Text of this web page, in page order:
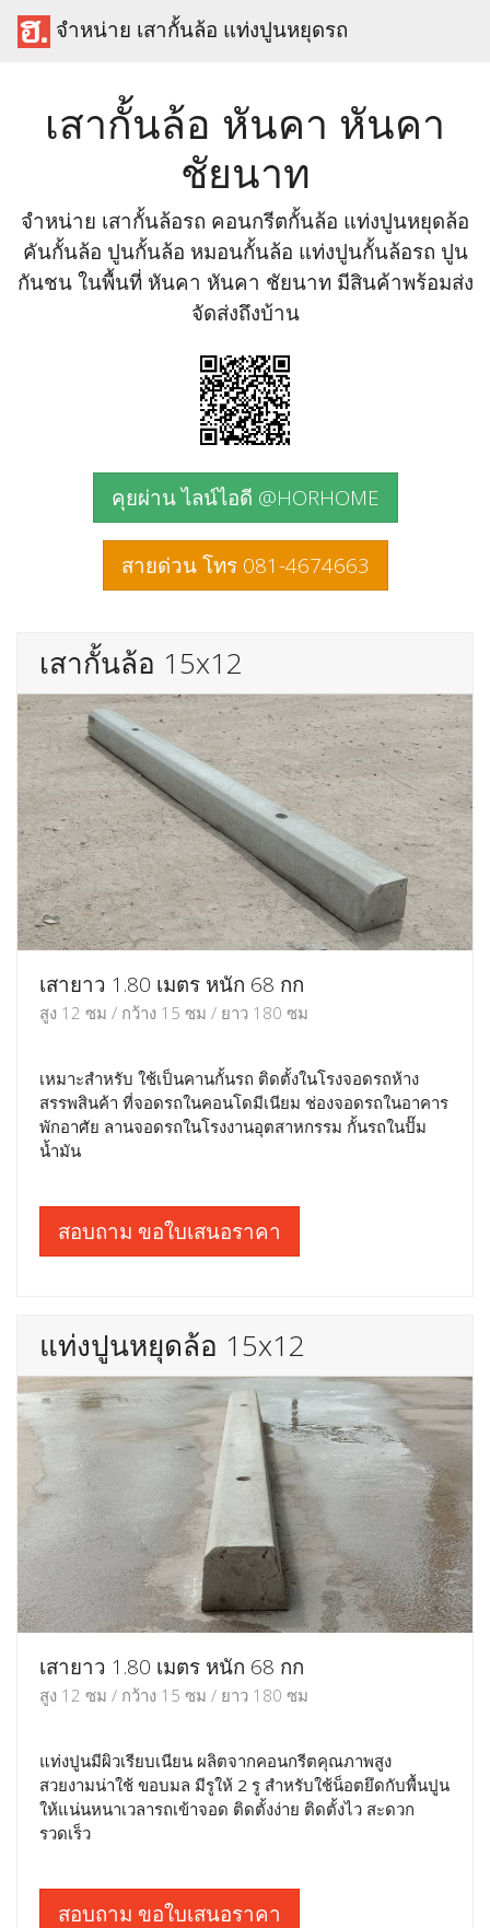
จำหน่าย เสากั้นล้อ แท่งปูนหยุดรถ
เสากั้นล้อ หันคา หันคา
ชัยนาท
จำหน่าย เสากั้นล้อรถ คอนกรีตกั้นล้อ แท่งปูนหยุดล้อ
คันกั้นล้อ ปูนกั้นล้อ หมอนกั้นล้อ แท่งปูนกั้นล้อรถ ปูน
กันชน ในพื้นที่ หันคา หันคา ชัยนาท มีสินค้าพร้อมส่ง
จัดส่งถึงบ้าน
คุยผ่าน ไลน์ไอดี @HORHOME
สายด่วน โทร 081-4674663
เสากั้นล้อ 15x12
เสายาว 1.80 เมตร หนัก 68 กก
สูง 12 ซม / กว้าง 15 ซม / ยาว 180 ซม
เหมาะสำหรับ ใช้เป็นคานกั้นรถ ติดตั้งในโรงจอดรถห้าง
สรรพสินค้า ที่จอดรถในคอนโดมีเนียม ช่องจอดรถในอาคาร
พักอาศัย ลานจอดรถในโรงงานอุตสาหกรรม กั้นรถในปั๊ม
น้ำมัน
สอบถาม ขอใบเสนอราคา
แท่งปูนหยุดล้อ 15x12
เสายาว 1.80 เมตร หนัก 68 กก
สูง 12 ซม / กว้าง 15 ซม / ยาว 180 ซม
แท่งปูนมีผิวเรียบเนียน ผลิตจากคอนกรีตคุณภาพสูง
สวยงามน่าใช้ ขอบมล มีรูให้ 2 รู สำหรับใช้น็อตยึดกับพื้นปูน
ให้แน่นหนาเวลารถเข้าจอด ติดตั้งง่าย ติดตั้งไว สะดวก
รวดเร็ว
สอบถาม ขอใบเสนอราคา